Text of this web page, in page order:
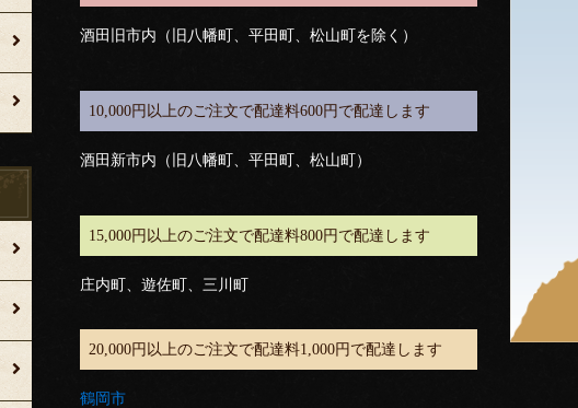
酒田旧市内（旧八幡町、平田町、松山町を除く）
10,000円以上のご注文で配達料600円で配達します
酒田新市内（旧八幡町、平田町、松山町）
15,000円以上のご注文で配達料800円で配達します
庄内町、遊佐町、三川町
20,000円以上のご注文で配達料1,000円で配達します
鶴岡市